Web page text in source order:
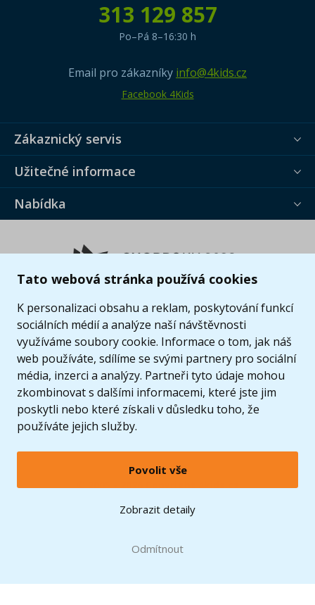
Tato webová stránka používá cookies
K personalizaci obsahu a reklam, poskytování funkcí
sociálních médií a analýze naší návštěvnosti
využíváme soubory cookie. Informace o tom, jak náš
web používáte, sdílíme se svými partnery pro sociální
média, inzerci a analýzy. Partneři tyto údaje mohou
zkombinovat s dalšími informacemi, které jste jim
poskytli nebo které získali v důsledku toho, že
používáte jejich služby.
Povolit vše
Zobrazit detaily
Odmítnout
313 129 857
Po–Pá 8–16:30 h
Email pro zákazníky info@4kids.cz
Facebook 4Kids
Zákaznický servis
Užitečné informace
Nabídka
© 2005 - 2026 Copyright 4kids.cz
LEGO, logo LEGO a minifigurka jsou ochrannými známkami společnosti LEGO Group. ©
2024 The LEGO Group.
Zobrazit verzi pro desktop
při nákupu od